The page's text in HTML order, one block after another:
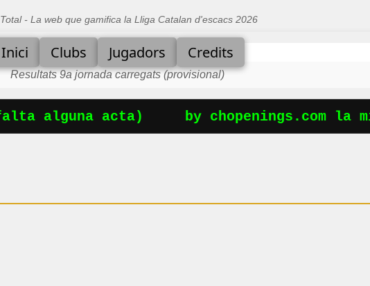
- La web que gamifica la Lliga Catalan d'escacs 2026
Inici Clubs Jugadors Credits
Resultats 9a jornada carregats (provisional)
alguna acta) by chopenings.com la